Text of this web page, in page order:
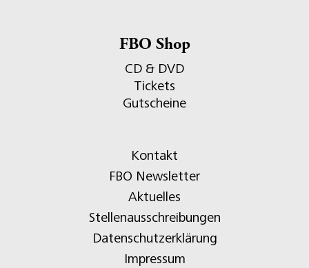
FBO Shop
CD & DVD
Tickets
Gutscheine
Kontakt
FBO Newsletter
Aktuelles
Stellenausschreibungen
Datenschutzerklärung
Impressum